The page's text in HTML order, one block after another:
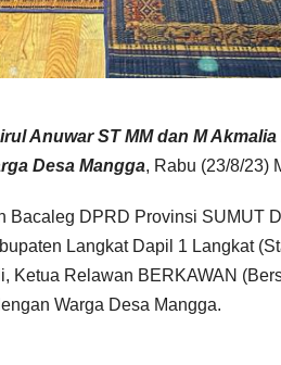
Anuwar ST MM dan M
Desa Mangga, Rabu (23/8/23)
Bacaleg DPRD Provinsi SUMUT
Langkat Dapil 1 Langkat
Ketua Relawan BERKAWAN
Warga Desa Mangga.